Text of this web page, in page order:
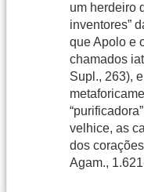
um herdeiro
inventores”
que Apolo e
chamados
Supl., 263),
velhice, as
dos
Agam.,